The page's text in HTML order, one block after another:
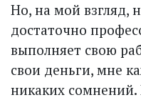
Но, на мой взгляд,
достаточно
выполняет свою
свои деньги, мне
никаких сомнений.